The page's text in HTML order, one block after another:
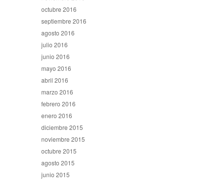
octubre 2016
septiembre 2016
agosto 2016
julio 2016
junio 2016
mayo 2016
abril 2016
marzo 2016
febrero 2016
enero 2016
diciembre 2015
noviembre 2015
octubre 2015
agosto 2015
junio 2015